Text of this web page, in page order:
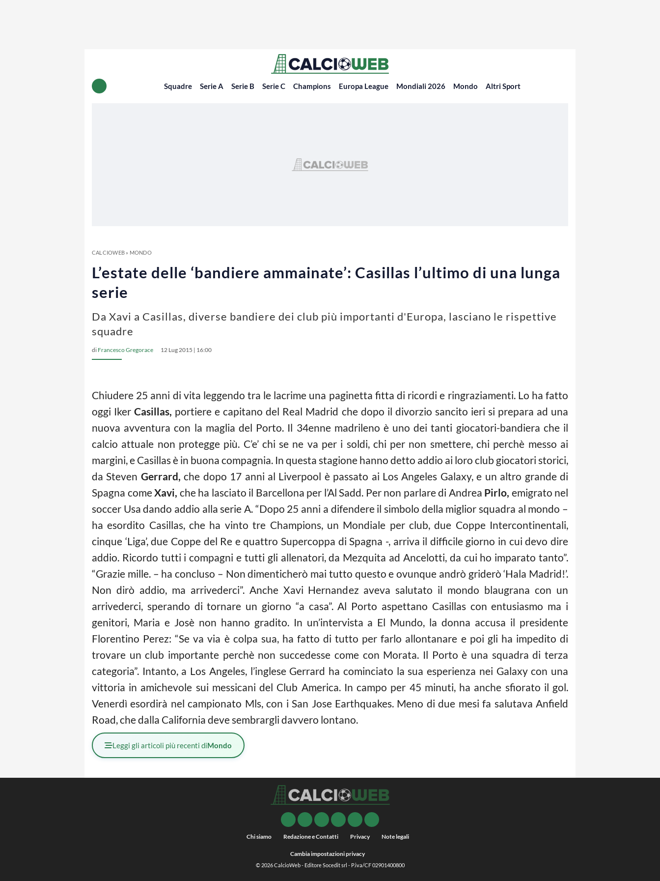
Squadre Serie A Serie B Serie C Champions Europa League Mondiali 2026 Mondo Altri Sport
CALCIOWEB» MONDO
L’estate delle ‘bandiere ammainate’: Casillas l’ultimo di una lunga
serie
Da Xavi a Casillas, diverse bandiere dei club più importanti d'Europa, lasciano le rispettive
squadre
di Francesco Gregorace 12 Lug 2015 | 16:00
Chiudere 25 anni di vita leggendo tra le lacrime una paginetta fitta di ricordi e ringraziamenti. Lo ha fatto
oggi IkerCasillas, portiere e capitano del Real Madrid che dopo il divorzio sancito ieri si prepara ad una
nuova avventura con la maglia del Porto. Il 34enne madrileno è uno dei tanti giocatori-bandiera che il
calcio attuale non protegge più. C’e’ chi se ne va per i soldi, chi per non smettere, chi perchè messo ai
margini, e Casillas è in buona compagnia. In questa stagione hanno detto addio ai loro club giocatori storici,
da Steven Gerrard, che dopo 17 anni al Liverpool è passato ai Los Angeles Galaxy, e un altro grande di
Spagna comeXavi, che ha lasciato il Barcellona per l’Al Sadd. Per non parlare di Andrea Pirlo, emigrato nel
soccer Usa dando addio alla serie A. “Dopo 25 anni a difendere il simbolo della miglior squadra al mondo –
ha esordito Casillas, che ha vinto tre Champions, un Mondiale per club, due Coppe Intercontinentali,
cinque ‘Liga’, due Coppe del Re e quattro Supercoppa di Spagna -, arriva il difficile giorno in cui devo dire
addio. Ricordo tutti i compagni e tutti gli allenatori, da Mezquita ad Ancelotti, da cui ho imparato tanto”.
“Grazie mille. – ha concluso – Non dimenticherò mai tutto questo e ovunque andrò griderò ‘Hala Madrid!’.
Non dirò addio, ma arrivederci”. Anche Xavi Hernandez aveva salutato il mondo blaugrana con un
arrivederci, sperando di tornare un giorno “a casa”. Al Porto aspettano Casillas con entusiasmo ma i
genitori, Maria e Josè non hanno gradito. In un’intervista a El Mundo, la donna accusa il presidente
Florentino Perez: “Se va via è colpa sua, ha fatto di tutto per farlo allontanare e poi gli ha impedito di
trovare un club importante perchè non succedesse come con Morata. Il Porto è una squadra di terza
categoria”. Intanto, a Los Angeles, l’inglese Gerrard ha cominciato la sua esperienza nei Galaxy con una
vittoria in amichevole sui messicani del Club America. In campo per 45 minuti, ha anche sfiorato il gol.
Venerdì esordirà nel campionato Mls, con i San Jose Earthquakes. Meno di due mesi fa salutava Anfield
Road, che dalla California deve sembrargli davvero lontano.
Leggi gli articoli più recenti diMondo
Chi siamo Redazione e Contatti Privacy Note legali
Cambia impostazioni privacy
© 2026CalcioWeb- Editore Socedit srl - P.iva/CF 02901400800